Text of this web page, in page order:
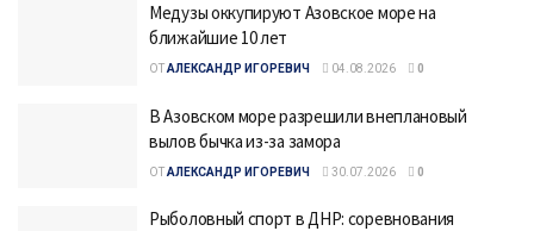
Медузы оккупируют Азовское море на
ближайшие 10 лет
ОТАЛЕКСАНДР ИГОРЕВИЧ 04.08.2026 0
В Азовском море разрешили внеплановый
вылов бычка из-за замора
ОТАЛЕКСАНДР ИГОРЕВИЧ 30.07.2026 0
Рыболовный спорт в ДНР: соревнования